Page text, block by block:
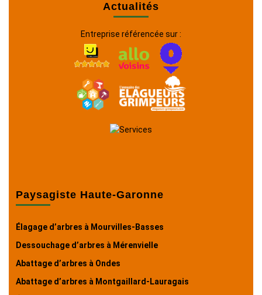
Actualités
Entreprise référencée sur :
Paysagiste Haute-Garonne
Élagage d’arbres à Mourvilles-Basses
Dessouchage d’arbres à Mérenvielle
Abattage d’arbres à Ondes
Abattage d’arbres à Montgaillard-Lauragais